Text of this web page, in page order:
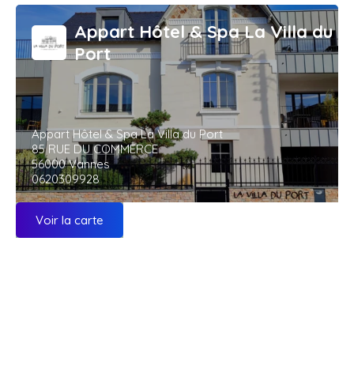
Appart Hôtel & Spa La Villa du
Port
Appart Hôtel & Spa La Villa du Port
85 RUE DU COMMERCE
56000 Vannes
0620309928
Voir la carte